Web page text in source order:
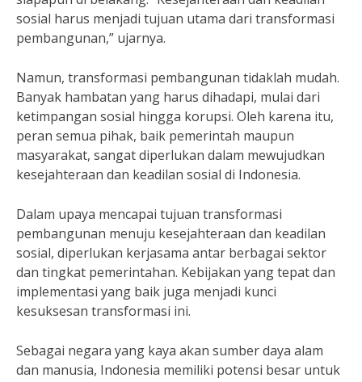
sosial harus menjadi tujuan utama dari transformasi
pembangunan,” ujarnya.
Namun, transformasi pembangunan tidaklah mudah.
Banyak hambatan yang harus dihadapi, mulai dari
ketimpangan sosial hingga korupsi. Oleh karena itu,
peran semua pihak, baik pemerintah maupun
masyarakat, sangat diperlukan dalam mewujudkan
kesejahteraan dan keadilan sosial di Indonesia.
Dalam upaya mencapai tujuan transformasi
pembangunan menuju kesejahteraan dan keadilan
sosial, diperlukan kerjasama antar berbagai sektor
dan tingkat pemerintahan. Kebijakan yang tepat dan
implementasi yang baik juga menjadi kunci
kesuksesan transformasi ini.
Sebagai negara yang kaya akan sumber daya alam
dan manusia, Indonesia memiliki potensi besar untuk